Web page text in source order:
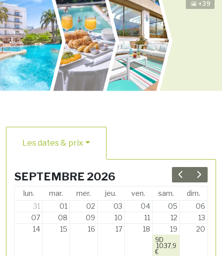
+39
Les dates & prix
Previous
Next
SEPTEMBRE 2026
lun. mar. mer. jeu. ven. sam.
dim.
31
01 02 03 04 05
06
07
08 09 10 11 12
13
14
15 16 17 18 19
9D
1037,9
€
20